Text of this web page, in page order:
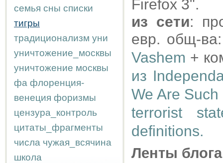
семья сны списки
тигры
традиционализм уни
уничтожение_москвы
уничтожение москвы
фа флоренция-
венеция форизмы
цензура_контроль
цитаты_фрагменты
числа чужая_всячина
школа
Firefox 3".
из сети:
евр. общ-
Vashem +
из
We Are
terrorist
definitions.
Ленты